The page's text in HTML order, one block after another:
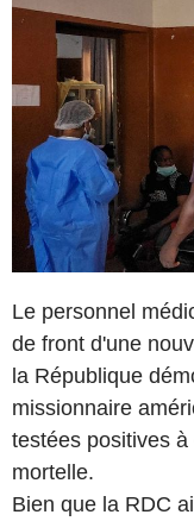
Le personnel
de front d'une
la République
missionnaire
testées positives
mortelle.
Bien que la RDC